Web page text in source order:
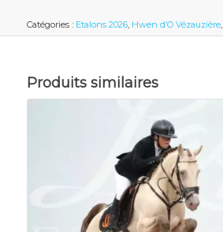
Catégories : Etalons 2026, Hwen d’O Vézauzière,
Produits similaires